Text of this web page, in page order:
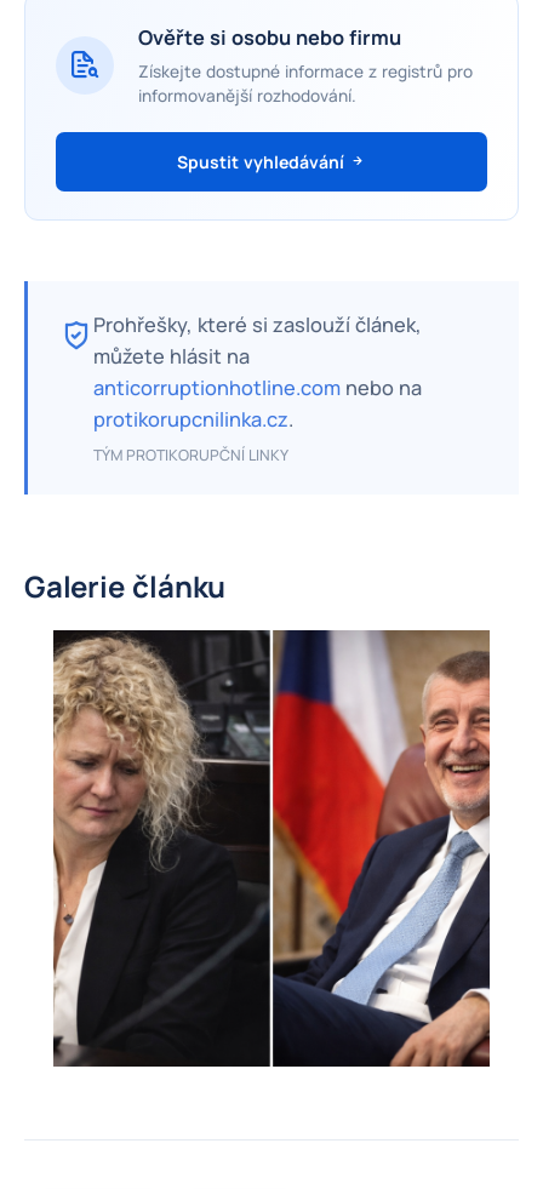
Ověřte si osobu nebo firmu
Získejte dostupné informace z registrů pro
informovanější rozhodování.
Spustit vyhledávání
Prohřešky, které si zaslouží článek,
můžete hlásit na
anticorruptionhotline.com nebo na
protikorupcnilinka.cz.
TÝM PROTIKORUPČNÍ LINKY
Galerie článku